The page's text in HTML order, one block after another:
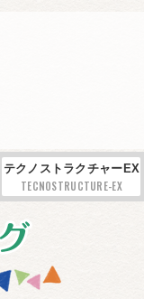
テクノストラクチャーEX
TECNOSTRUCTURE-EX